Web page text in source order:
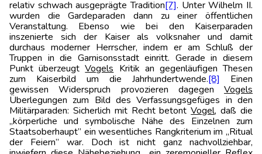
relativ schwach ausgeprägte Tradition[7]. Unter Wilhelm II.
wurden die Gardeparaden dann zu einer öffentlichen
Veranstaltung. Ebenso wie bei den Kaiserparaden
inszenierte sich der Kaiser als volksnaher und damit
durchaus moderner Herrscher, indem er am Schluß der
Truppen in die Garnisonsstadt einritt. Gerade in diesem
Punkt überzeugtVogels Kritik an gegenläufigen Thesen
zum Kaiserbild um die Jahrhundertwende.[8] Einen
gewissen Widerspruch provozieren dagegen Vogels
Überlegungen zum Bild des Verfassungsgefüges in den
Militärparaden: Sicherlich mit Recht betontVogel, daß die
„körperliche und symbolische Nähe des Einzelnen zum
Staatsoberhaupt” ein wesentliches Rangkriterium im „Ritual
der Feiern” war. Doch ist nicht ganz nachvollziehbar,